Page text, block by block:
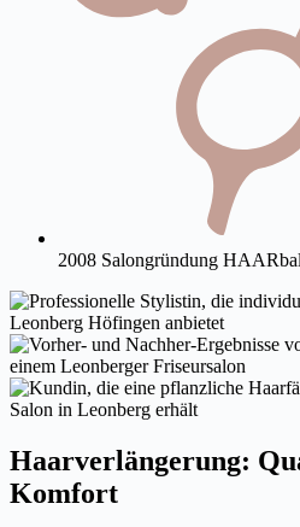
2008 Salongründung
Haarverlängerung:
Komfort